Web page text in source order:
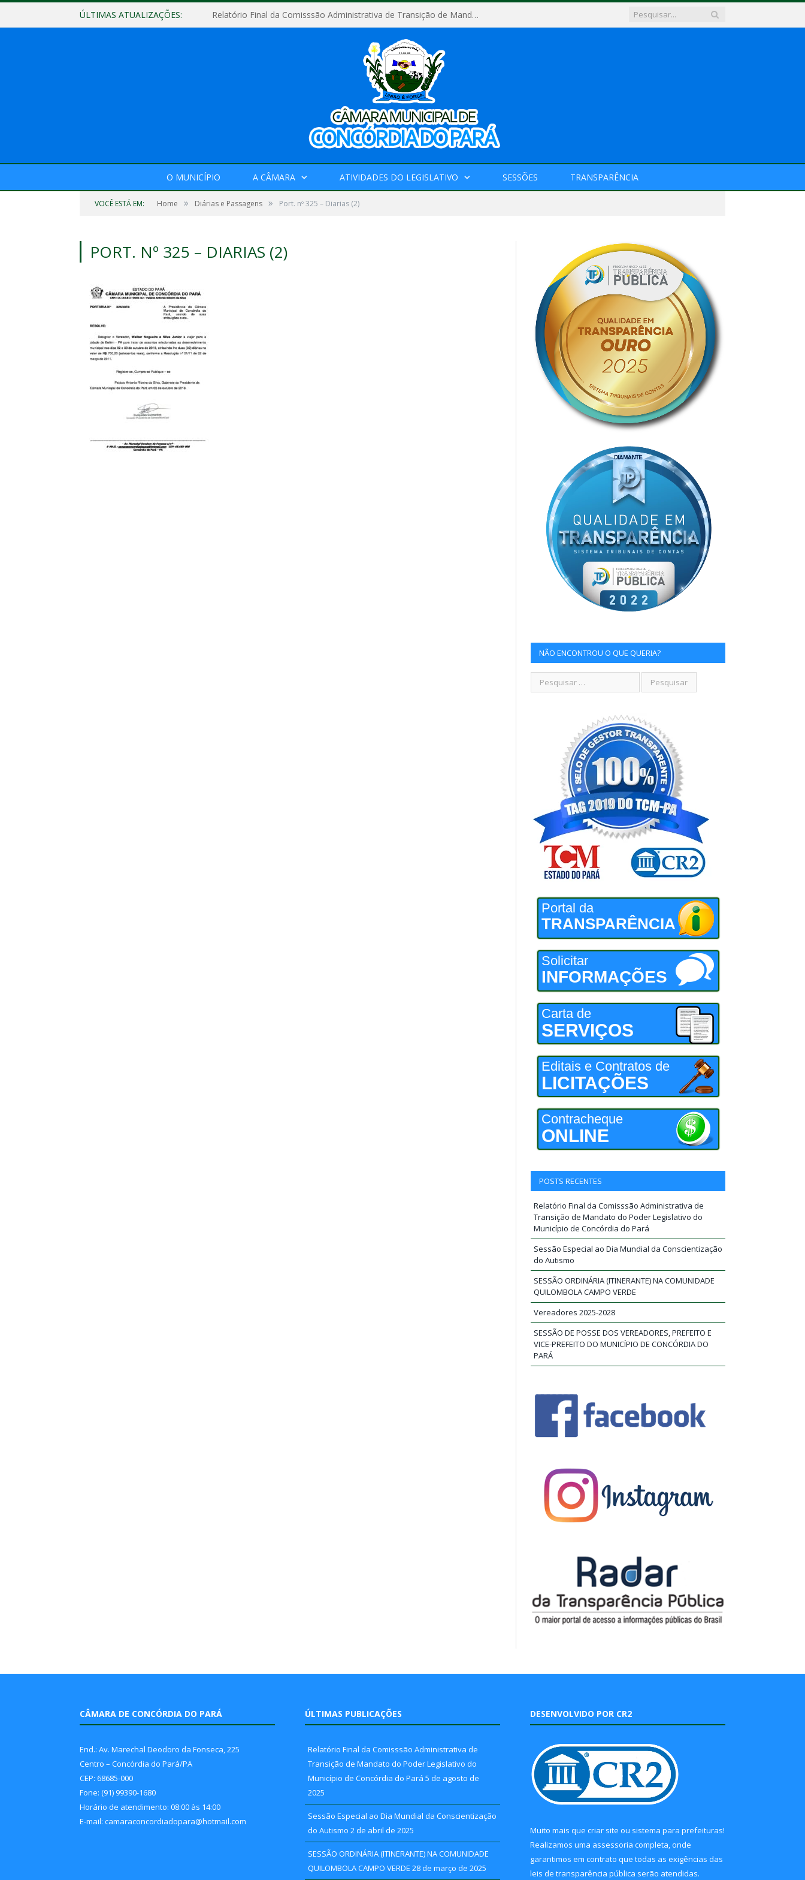
ÚLTIMAS ATUALIZAÇÕES: Relatório Final da Comisssão Administrativa de Transição de Mandato do Poder Legislativo do Município de Concórdia do Pará
O MUNICÍPIO A CÂMARA ATIVIDADES DO LEGISLATIVO SESSÕES TRANSPARÊNCIA
VOCÊ ESTÁ EM: Home » Diárias e Passagens » Port. nº 325 – Diarias (2)
PORT. Nº 325 – DIARIAS (2)
NÃO ENCONTROU O QUE QUERIA?
Portal da
TRANSPARÊNCIA
Solicitar
INFORMAÇÕES
Carta de
SERVIÇOS
Editais e Contratos de
LICITAÇÕES
Contracheque
ONLINE
POSTS RECENTES
Relatório Final da Comisssão Administrativa de
Transição de Mandato do Poder Legislativo do
Município de Concórdia do Pará
Sessão Especial ao Dia Mundial da Conscientização
do Autismo
SESSÃO ORDINÁRIA (ITINERANTE) NA COMUNIDADE
QUILOMBOLA CAMPO VERDE
Vereadores 2025-2028
SESSÃO DE POSSE DOS VEREADORES, PREFEITO E
VICE-PREFEITO DO MUNICÍPIO DE CONCÓRDIA DO
PARÁ
CÂMARA DE CONCÓRDIA DO PARÁ
End.: Av. Marechal Deodoro da Fonseca, 225
Centro – Concórdia do Pará/PA
CEP: 68685-000
Fone: (91) 99390-1680
Horário de atendimento: 08:00 às 14:00
E-mail: camaraconcordiadopara@hotmail.com
ÚLTIMAS PUBLICAÇÕES
Relatório Final da Comisssão Administrativa de
Transição de Mandato do Poder Legislativo do
Município de Concórdia do Pará 5 de agosto de
2025
Sessão Especial ao Dia Mundial da Conscientização
do Autismo 2 de abril de 2025
SESSÃO ORDINÁRIA (ITINERANTE) NA COMUNIDADE
QUILOMBOLA CAMPO VERDE 28 de março de 2025
DESENVOLVIDO POR CR2
Muito mais que criar site ou sistema para prefeituras!
Realizamos uma assessoria completa, onde
garantimos em contrato que todas as exigências das
leis de transparência pública serão atendidas.